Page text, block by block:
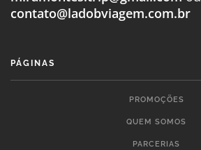
contato@ladobviagem.com.br
PÁGINAS
PROMOÇÕES
QUEM SOMOS
PARCERIAS